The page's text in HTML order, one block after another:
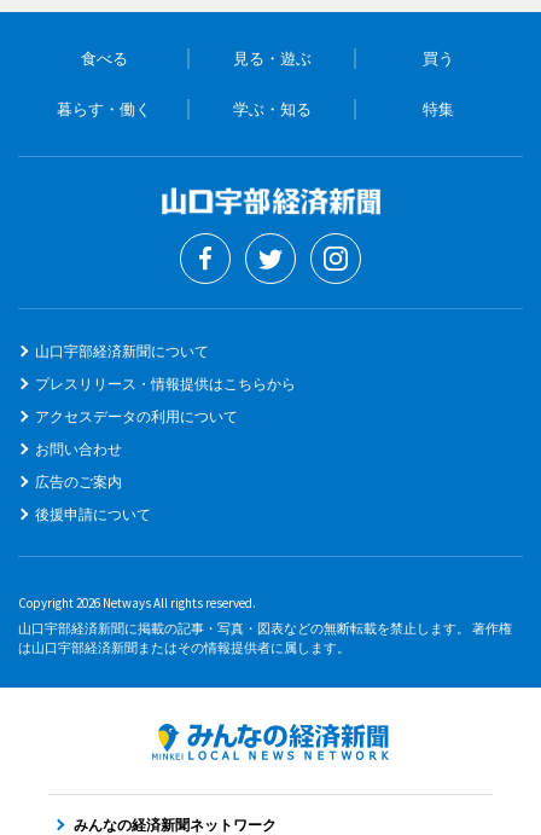
食べる 見る・遊ぶ 買う
暮らす・働く 学ぶ・知る 特集
山口宇部経済新聞について
プレスリリース・情報提供はこちらから
アクセスデータの利用について
お問い合わせ
広告のご案内
後援申請について
Copyright 2026 Netways All rights reserved.
山口宇部経済新聞に掲載の記事・写真・図表などの無断転載を禁止します。 著作権
は山口宇部経済新聞またはその情報提供者に属します。
みんなの経済新聞ネットワーク